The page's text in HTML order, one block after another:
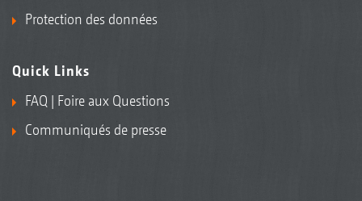
Protection des données
Quick Links
FAQ | Foire aux Questions
Communiqués de presse